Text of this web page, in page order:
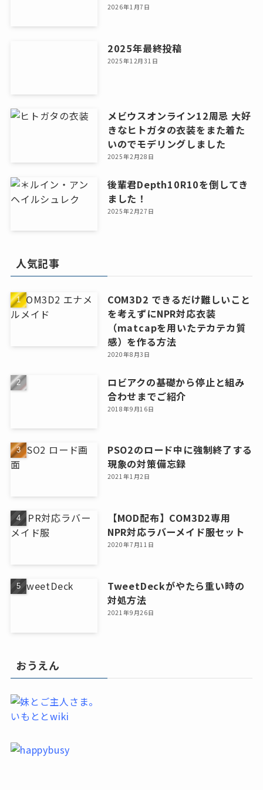
2026年1月7日
2025年最終投稿
2025年12月31日
メビウスオンライン12周忌 大好
きなヒトガタの衣装をまた着た
いのでモデリングしました
2025年2月28日
後輩君Depth10R10を倒してき
ました！
2025年2月27日
人気記事
COM3D2 できるだけ難しいこと
を考えずにNPR対応衣装
（matcapを用いたテカテカ質
感）を作る方法
2020年8月3日
ロビアクの基礎から停止と組み
合わせまでご紹介
2018年9月16日
PSO2のロード中に強制終了する
現象の対策備忘録
2021年1月2日
【MOD配布】COM3D2専用
NPR対応ラバーメイド服セット
2020年7月11日
TweetDeckがやたら重い時の
対処方法
2021年9月26日
おうえん
いもととwiki